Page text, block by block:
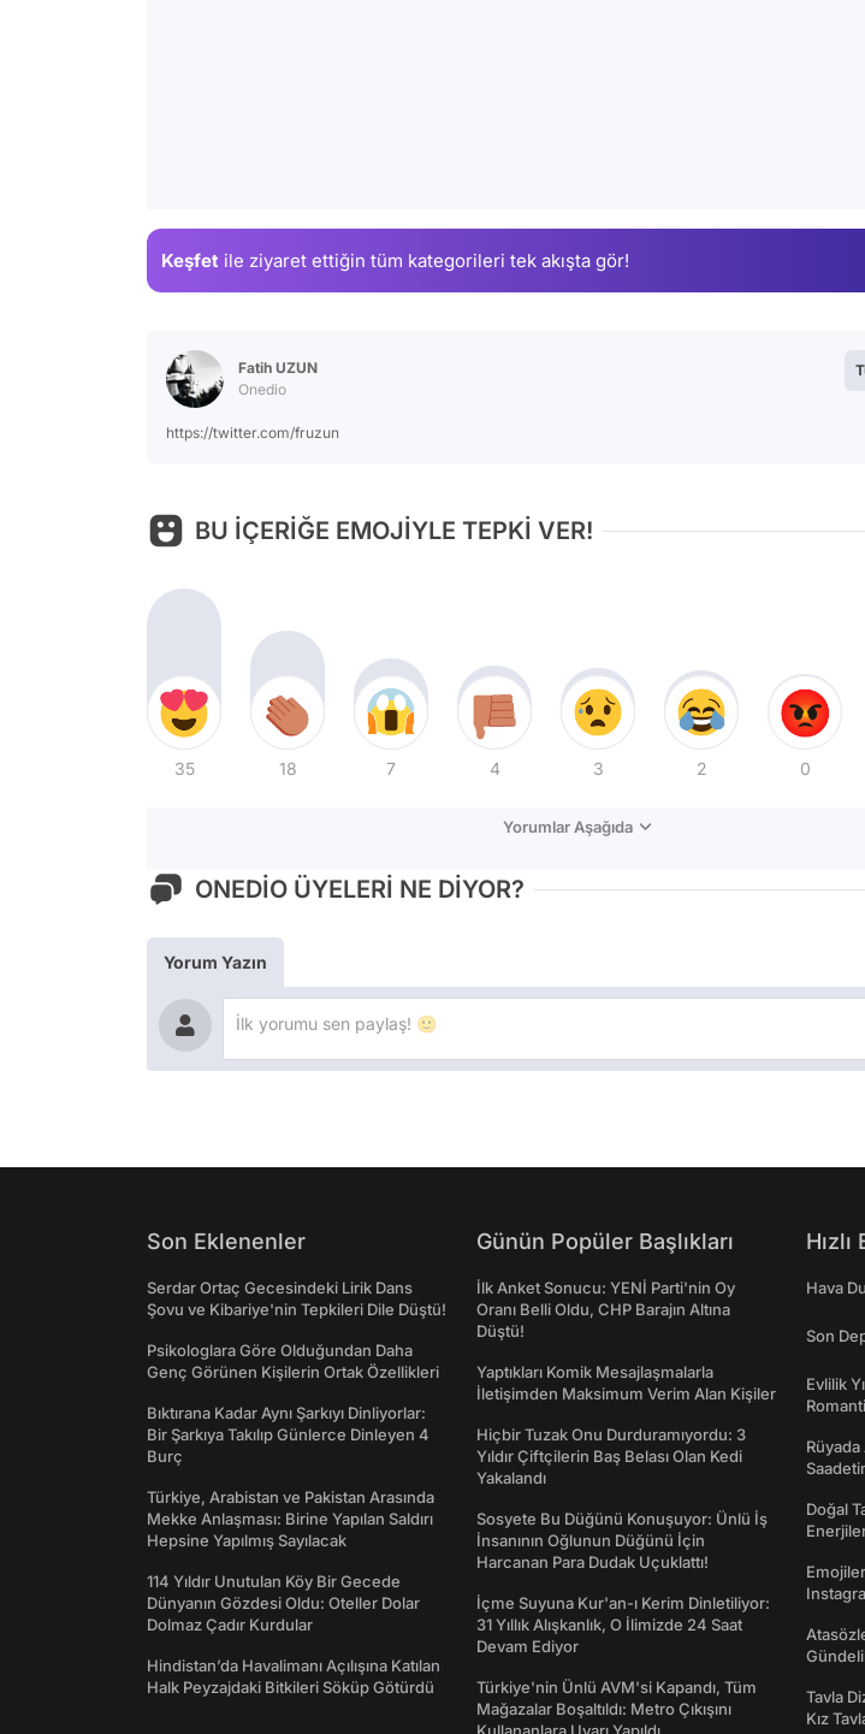
Keşfet ile ziyaret ettiğin tüm kategorileri tek akışta gör!
Fatih UZUN
Onedio
https://twitter.com/fruzun
BU İÇERİĞE EMOJİYLE TEPKİ VER!
35 18 7 4 3 2 0
Yorumlar Aşağıda
ONEDİO ÜYELERİ NE DİYOR?
Yorum Yazın
Son Eklenenler
Serdar Ortaç Gecesindeki Lirik Dans
Şovu ve Kibariye'nin Tepkileri Dile Düştü!
Psikologlara Göre Olduğundan Daha
Genç Görünen Kişilerin Ortak Özellikleri
Bıktırana Kadar Aynı Şarkıyı Dinliyorlar:
Bir Şarkıya Takılıp Günlerce Dinleyen 4
Burç
Türkiye, Arabistan ve Pakistan Arasında
Mekke Anlaşması: Birine Yapılan Saldırı
Hepsine Yapılmış Sayılacak
114 Yıldır Unutulan Köy Bir Gecede
Dünyanın Gözdesi Oldu: Oteller Dolar
Dolmaz Çadır Kurdular
Hindistan’da Havalimanı Açılışına Katılan
Halk Peyzajdaki Bitkileri Söküp Götürdü
Günün Popüler Başlıkları
İlk Anket Sonucu: YENİ Parti'nin Oy
Oranı Belli Oldu, CHP Barajın Altına
Düştü!
Yaptıkları Komik Mesajlaşmalarla
İletişimden Maksimum Verim Alan Kişiler
Hiçbir Tuzak Onu Durduramıyordu: 3
Yıldır Çiftçilerin Baş Belası Olan Kedi
Yakalandı
Sosyete Bu Düğünü Konuşuyor: Ünlü İş
İnsanının Oğlunun Düğünü İçin
Harcanan Para Dudak Uçuklattı!
İçme Suyuna Kur'an-ı Kerim Dinletiliyor:
31 Yıllık Alışkanlık, O İlimizde 24 Saat
Devam Ediyor
Türkiye'nin Ünlü AVM'si Kapandı, Tüm
Mağazalar Boşaltıldı: Metro Çıkışını
Hızlı
Hava
Son
Evlilik
Doğal
Tavla
Kız